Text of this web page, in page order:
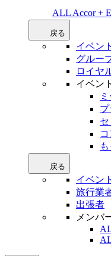
ALL Accor +
戻る
イベン
グルー
ロイヤ
イベン
戻る
イベン
旅行業
出張者
メンバ